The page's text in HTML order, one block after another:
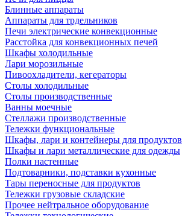
Блинные аппараты
Аппараты для трдельников
Печи электрические конвекционные
Расстойка для конвекционных печей
Шкафы холодильные
Лари морозильные
Пивоохладители, кегераторы
Столы холодильные
Столы производственные
Ванны моечные
Стеллажи производственные
Тележки функциональные
Шкафы, лари и контейнеры для продуктов
Шкафы и лари металлические для одежды
Полки настенные
Подтоварники, подставки кухонные
Тары переносные для продуктов
Тележки грузовые складские
Прочее нейтральное оборудование